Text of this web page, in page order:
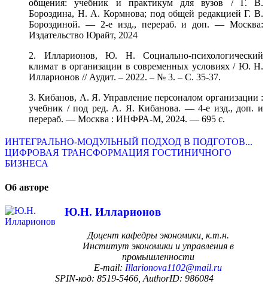
общения: учебник и практикум для вузов / Г. В.
Бороздина, Н. А. Кормнова; под общей редакцией Г. В.
Бороздиной. — 2-е изд., перераб. и доп. — Москва:
Издательство Юрайт, 2024
2. Илларионов, Ю. Н. Социально-психологический
климат в организации в современных условиях / Ю. Н.
Илларионов // Аудит. – 2022. – № 3. – С. 35-37.
3. Кибанов, А. Я. Управление персоналом организации :
учебник / под ред. А. Я. Кибанова. — 4-е изд., доп. и
перераб. — Москва : ИНФРА-М, 2024. — 695 с.
ИНТЕГРАЛЬНО-МОДУЛЬНЫЙ ПОДХОД В ПОДГОТОВ...
ЦИФРОВАЯ ТРАНСФОРМАЦИЯ ГОСТИНИЧНОГО
БИЗНЕСА
Об авторе
Ю.Н. Илларионов
Доцент кафедры экономики, к.т.н.
Институт экономики и управления в
промышленности
Е-mail: Illarionova1102@mail.ru
SPIN-код: 8519-5466, AuthorID: 986084